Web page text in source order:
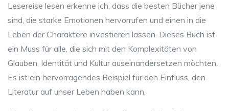
Lesereise lesen erkenne ich, dass die besten Bücher jene
sind, die starke Emotionen hervorrufen und einen in die
Leben der Charaktere investieren lassen. Dieses Buch ist
ein Muss für alle, die sich mit den Komplexitäten von
Glauben, Identität und Kultur auseinandersetzen möchten.
Es ist ein hervorragendes Beispiel für den Einfluss, den
Literatur auf unser Leben haben kann.